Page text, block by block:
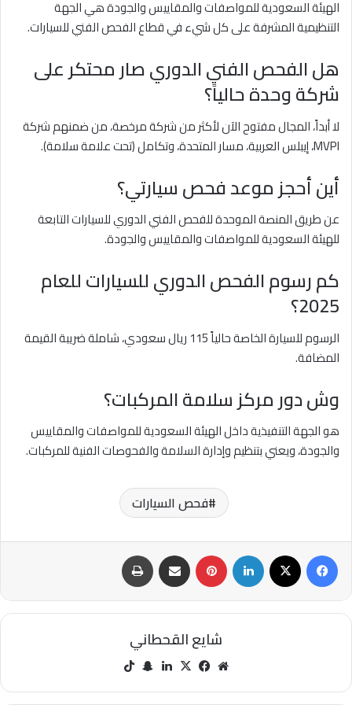
الهيئة السعودية للمواصفات والمقاييس والجودة هي الجهة
التنظيمية المشرفة على كل شيء في قطاع الفحص الفني للسيارات.
هل الفحص الفني الدوري صار محتكر على
شركة وحدة حالياً؟
لا أبداً، المجال مفتوح الآن لأكثر من شركة مرخصة، من ضمنهم شركة
MVPI، إيبلس العربية، مسار المتحدة، وتكامل (تحت علامة سلامة).
أين أحجز موعد فحص سيارتي؟
عن طريق المنصة الموحدة للفحص الفني الدوري للسيارات التابعة
للهيئة السعودية للمواصفات والمقاييس والجودة.
كم رسوم الفحص الدوري للسيارات للعام
2025؟
الرسوم للسيارة الخاصة حالياً 115 ريال سعودي، شاملة ضريبة القيمة
المضافة.
وش دور مركز سلامة المركبات؟
هو الجهة التنفيذية داخل الهيئة السعودية للمواصفات والمقاييس
والجودة، ويعني بتنظيم وإدارة السلامة والفحوصات الفنية للمركبات.
فحص السيارات
فيسبوك ‫X لينكدإن بينتيريست مشاركة عبر البريد طباعة
شايع القحطاني
مو في ‫X لينك سنا